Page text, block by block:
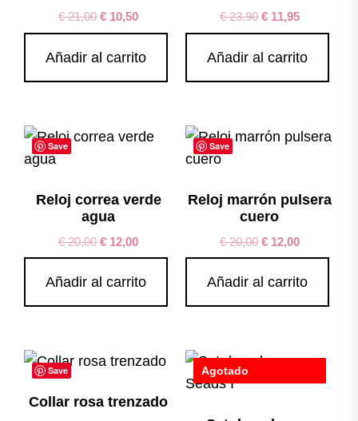
€21,00 € 10,50
Añadir al carrito
€23,90 €11,95
Añadir al carrito
Save
Reloj correa verde
agua
€20,00 € 12,00
Añadir al carrito
Save
Reloj marrón pulsera
cuero
€20,00 €12,00
Añadir al carrito
Save
Collar rosa trenzado
Save
Agotado